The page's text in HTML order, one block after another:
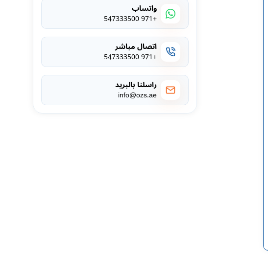
واتساب
+971 547333500
اتصال مباشر
+971 547333500
راسلنا بالبريد
info@ozs.ae